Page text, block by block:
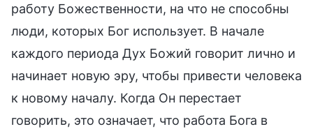
работу Божественности, на что не способны
люди, которых Бог использует. В начале
каждого периода Дух Божий говорит лично и
начинает новую эру, чтобы привести человека
к новому началу. Когда Он перестает
говорить, это означает, что работа Бога в